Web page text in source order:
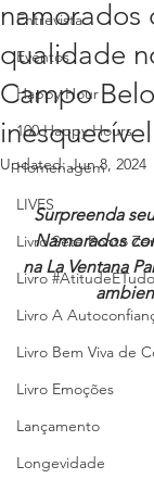
Entrevista
Eventos
Happy Hour
100 Happy Hours
Homenagem
LIVES
Livro Sete Ponto
Livro #AtitudeÉTudo
Livro A
Livro Bem Viva de
Livro Emoções
Lançamento
Longevidade
namorados
qualidade
Campo
inesquecível
Updated:Jun 8, 2024
Surpreenda
Namorados
na La Ventana